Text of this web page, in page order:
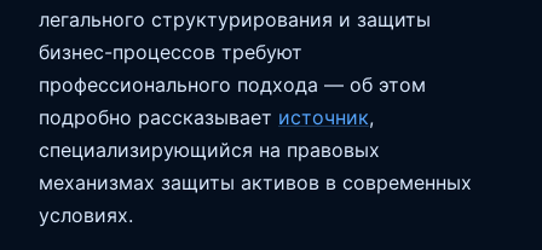
легального структурирования и защиты
бизнес-процессов требуют
профессионального подхода — об этом
подробно рассказывает источник,
специализирующийся на правовых
механизмах защиты активов в современных
условиях.